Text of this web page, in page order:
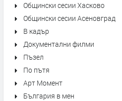
Общински сесии Хасково
Общински сесии Асеновград
В кадър
Документални филми
Пъзел
По пътя
Арт Момент
България в мен